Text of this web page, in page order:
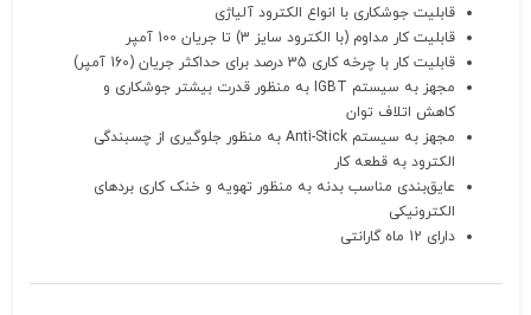
قابلیت جوشکاری با انواع الکترود آلیاژی
قابلیت کار مداوم (با الکترود سایز 3) تا جریان 100 آمپر
قابلیت کار با چرخه کاری 35 درصد برای حداکثر جریان (160 آمپر)
مجهز به سیستم IGBT به منظور قدرت بیشتر جوشکاری و
کاهش اتلاف توان
مجهز به سیستم Anti-Stick به منظور جلوگیری از چسبندگی
الکترود به قطعه کار
عایق‌بندی مناسب بدنه به منظور تهویه و خنک کاری بردهای
الکترونیکی
دارای 12 ماه گارانتی